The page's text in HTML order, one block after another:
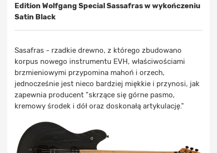
Edition Wolfgang Special Sassafras w wykończeniu
Satin Black
Sasafras - rzadkie drewno, z którego zbudowano
korpus nowego instrumentu EVH, właściwościami
brzmieniowymi przypomina mahoń i orzech,
jednocześnie jest nieco bardziej miękkie i przynosi, jak
zapewnia producent "skrzące się górne pasmo,
kremowy środek i dół oraz doskonałą artykulację."